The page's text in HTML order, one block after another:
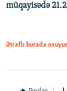
müqayisədə
Ətraflı burada